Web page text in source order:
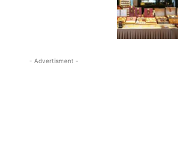
- Advertisment -